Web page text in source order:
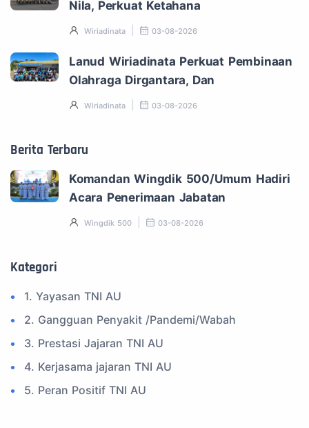
Nila, Perkuat Ketahana
Wiriadinata 03-08-2026
Lanud Wiriadinata Perkuat Pembinaan
Olahraga Dirgantara, Dan
Wiriadinata 03-08-2026
Berita Terbaru
Komandan Wingdik 500/Umum Hadiri
Acara Penerimaan Jabatan
Wingdik 500 03-08-2026
Kategori
1. Yayasan TNI AU
2. Gangguan Penyakit /Pandemi/Wabah
3. Prestasi Jajaran TNI AU
4. Kerjasama jajaran TNI AU
5. Peran Positif TNI AU